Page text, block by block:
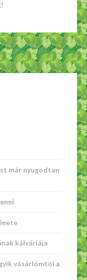
már nyugodtan
kálváriája
vásárlómtól a